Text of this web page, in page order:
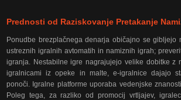
Prednosti od Raziskovanje Pretakanje
Ponudbe brezplačnega denarja običajno se
ustreznih igralnih avtomatih in namiznih igrah;
igranja. Nestabilne igre nagrajujejo velike dobitke z
igralnicami iz opeke in malte, e-igralnice dajajo
ponoči. Igralne platforme uporaba vedenjske
Poleg tega, za razliko od promocij vrtljajev,